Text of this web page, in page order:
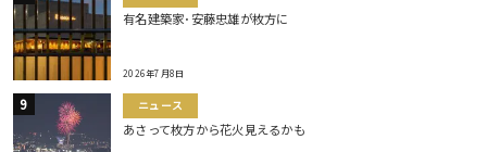
有名建築家･安藤忠雄が枚方に
2026年7月8日
ニュース
あさって枚方から花火見えるかも